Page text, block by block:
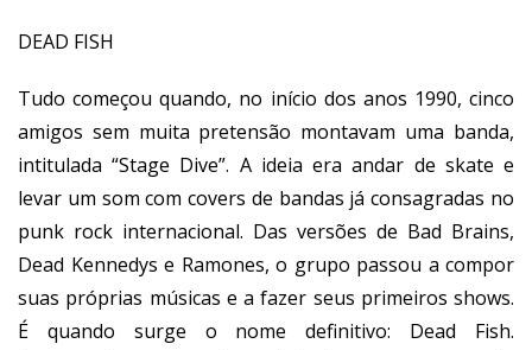
DEAD FISH
Tudo começou quando, no início dos anos 1990, cinco
amigos sem muita pretensão montavam uma banda,
intitulada “Stage Dive”. A ideia era andar de skate e
levar um som com covers de bandas já consagradas no
punk rock internacional. Das versões de Bad Brains,
Dead Kennedys e Ramones, o grupo passou a compor
suas próprias músicas e a fazer seus primeiros shows.
É quando surge o nome definitivo: Dead Fish.